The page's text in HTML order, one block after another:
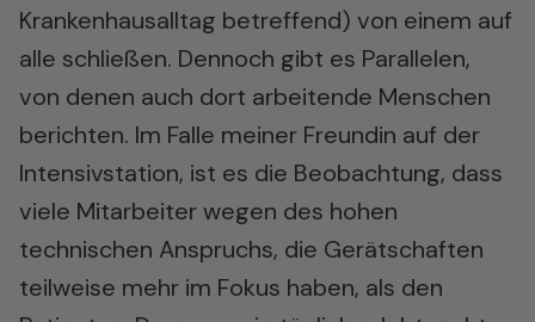
Krankenhausalltag betreffend) von einem auf
alle schließen. Dennoch gibt es Parallelen,
von denen auch dort arbeitende Menschen
berichten. Im Falle meiner Freundin auf der
Intensivstation, ist es die Beobachtung, dass
viele Mitarbeiter wegen des hohen
technischen Anspruchs, die Gerätschaften
teilweise mehr im Fokus haben, als den